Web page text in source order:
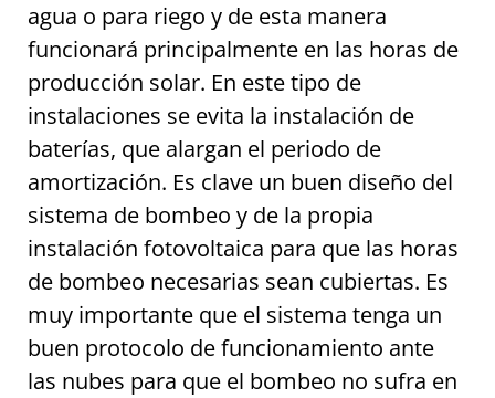
agua o para riego y de esta manera
funcionará principalmente en las horas de
producción solar. En este tipo de
instalaciones se evita la instalación de
baterías, que alargan el periodo de
amortización. Es clave un buen diseño del
sistema de bombeo y de la propia
instalación fotovoltaica para que las horas
de bombeo necesarias sean cubiertas. Es
muy importante que el sistema tenga un
buen protocolo de funcionamiento ante
las nubes para que el bombeo no sufra en